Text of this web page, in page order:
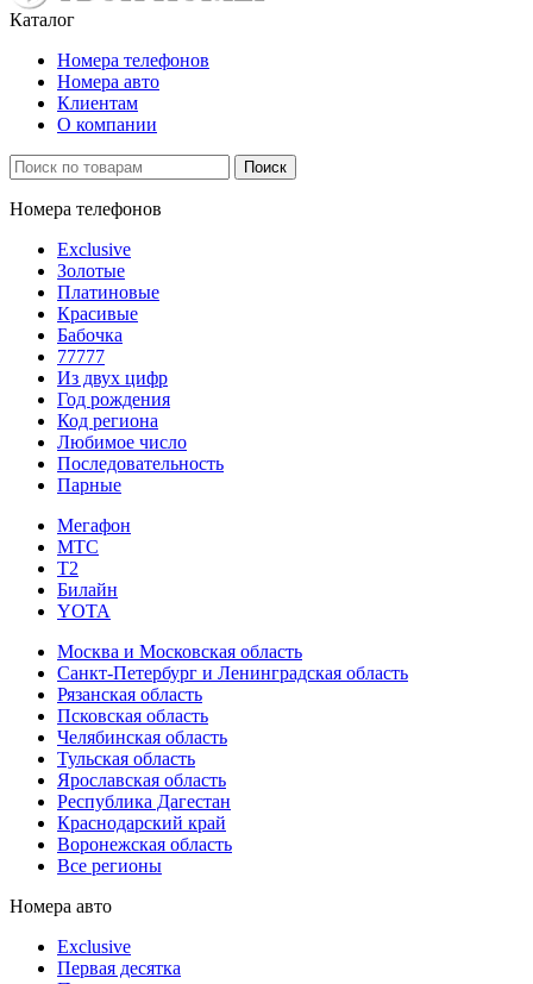
Каталог
Номера телефонов
Номера авто
Клиентам
О компании
Поиск
Номера телефонов
Exclusive
Золотые
Платиновые
Красивые
Бабочка
77777
Из двух цифр
Год рождения
Код региона
Любимое число
Последовательность
Парные
Мегафон
МТС
Т2
Билайн
YOTA
Москва и Московская область
Санкт-Петербург и Ленинградская область
Рязанская область
Псковская область
Челябинская область
Тульская область
Ярославская область
Республика Дагестан
Краснодарский край
Воронежская область
Все регионы
Номера авто
Exclusive
Первая десятка